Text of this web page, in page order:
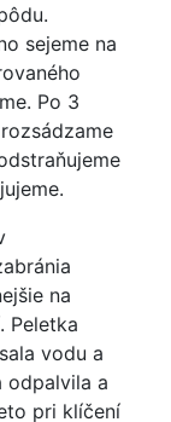
sejeme na
Po 3
na
Peletka
vodu a
odpalvila a
pri klíčení